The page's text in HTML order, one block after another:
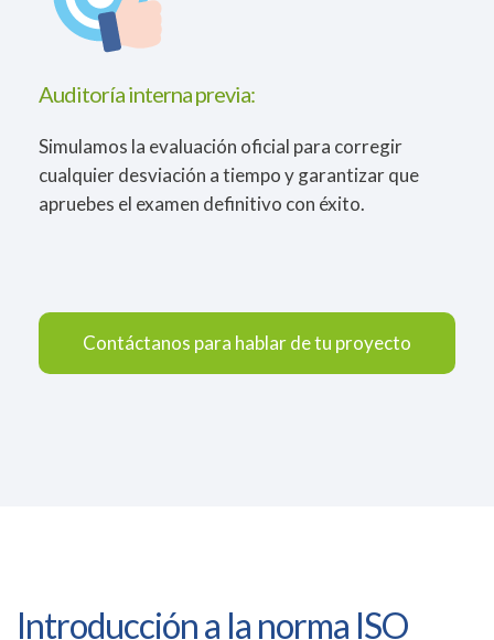
Auditoría interna previa:
Simulamos la evaluación oficial para corregir
cualquier desviación a tiempo y garantizar que
apruebes el examen definitivo con éxito.
Contáctanos para hablar de tu proyecto
Introducción a la norma ISO